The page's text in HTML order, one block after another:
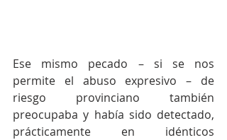
Ese mismo pecado – si se nos
permite el abuso expresivo – de
riesgo provinciano también
preocupaba y había sido detectado,
prácticamente en idénticos